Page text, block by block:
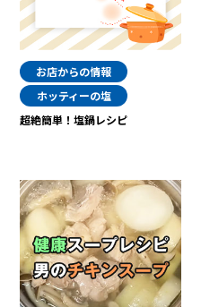
お店からの情報
ホッティーの塩
超絶簡単！塩鍋レシピ